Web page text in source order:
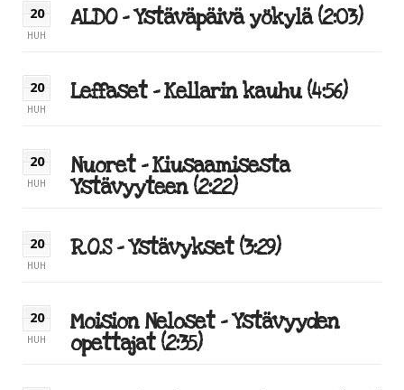
20
HUH
ALDO – Ystäväpäivä yökylä (2:03)
20
HUH
Leffaset – Kellarin kauhu (4:56)
20
HUH
Nuoret – Kiusaamisesta
Ystävyyteen (2:22)
20
HUH
R.O.S – Ystävykset (3:29)
20
HUH
Moision Neloset – Ystävyyden
opettajat (2:35)